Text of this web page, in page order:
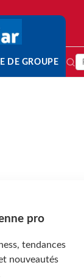
DE GROUPE
pro
tendances
nouveautés